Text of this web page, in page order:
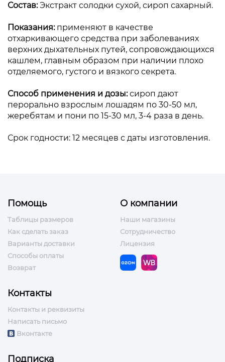
Состав:Экстракт солодки сухой, сироп сахарный.
Показания:применяют в качестве
отхаркивающего средства при заболеваниях
верхних дыхательных путей, сопровождающихся
кашлем, главным образом при наличии плохо
отделяемого, густого и вязкого секрета.
Способ применения и дозы:сироп дают
перорально взрослым лошадям по 30-50 мл,
жеребятам и пони по 15-30 мл, 3-4 раза в день.
Срок годности: 12 месяцев с даты изготовления.
Помощь
Таблицы размеров
Как сделать заказ
Варианты доставки
Способы оплаты
Возврат
О компании
Наши магазины
Сотрудничество
Лицензия
Контакты
Контакты и реквизиты
Написать письмо
Вконтакте
Подписка